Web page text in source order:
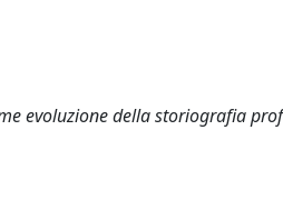
evoluzione della storiografia